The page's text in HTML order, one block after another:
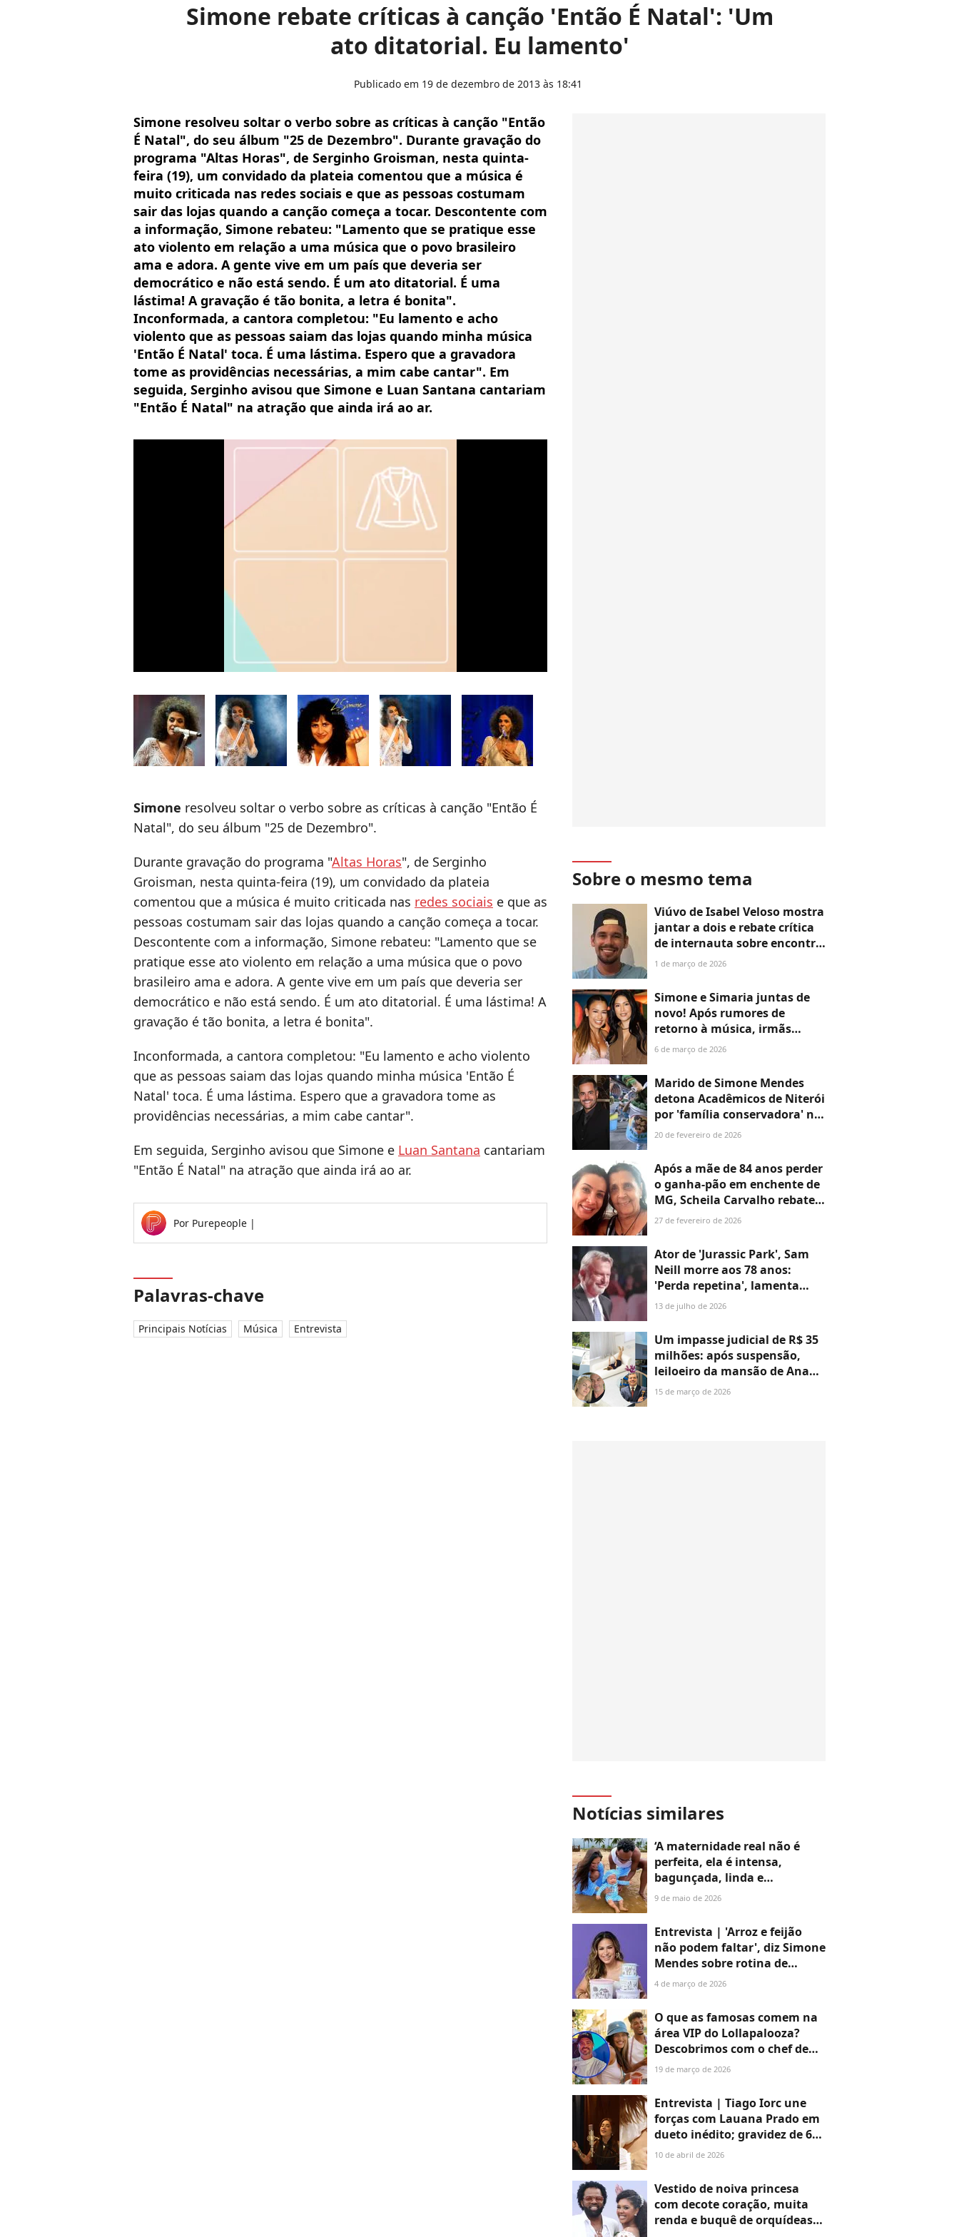
Simone rebate críticas à canção 'Então É Natal': 'Um
ato ditatorial. Eu lamento'
Publicado em 19 de dezembro de 2013 às 18:41
Simone resolveu soltar o verbo sobre as críticas à canção "Então
É Natal", do seu álbum "25 de Dezembro". Durante gravação do
programa "Altas Horas", de Serginho Groisman, nesta quinta-
feira (19), um convidado da plateia comentou que a música é
muito criticada nas redes sociais e que as pessoas costumam
sair das lojas quando a canção começa a tocar. Descontente com
a informação, Simone rebateu: "Lamento que se pratique esse
ato violento em relação a uma música que o povo brasileiro
ama e adora. A gente vive em um país que deveria ser
democrático e não está sendo. É um ato ditatorial. É uma
lástima! A gravação é tão bonita, a letra é bonita".
Inconformada, a cantora completou: "Eu lamento e acho
violento que as pessoas saiam das lojas quando minha música
'Então É Natal' toca. É uma lástima. Espero que a gravadora
tome as providências necessárias, a mim cabe cantar". Em
seguida, Serginho avisou que Simone e Luan Santana cantariam
"Então É Natal" na atração que ainda irá ao ar.
Simone resolveu soltar o verbo sobre as críticas à canção "Então É
Natal", do seu álbum "25 de Dezembro".
Durante gravação do programa "Altas Horas", de Serginho
Groisman, nesta quinta-feira (19), um convidado da plateia
comentou que a música é muito criticada nas redes sociais e que as
pessoas costumam sair das lojas quando a canção começa a tocar.
Descontente com a informação, Simone rebateu: "Lamento que se
pratique esse ato violento em relação a uma música que o povo
brasileiro ama e adora. A gente vive em um país que deveria ser
democrático e não está sendo. É um ato ditatorial. É uma lástima! A
gravação é tão bonita, a letra é bonita".
Inconformada, a cantora completou: "Eu lamento e acho violento
que as pessoas saiam das lojas quando minha música 'Então É
Natal' toca. É uma lástima. Espero que a gravadora tome as
providências necessárias, a mim cabe cantar".
Em seguida, Serginho avisou que Simone e Luan Santana cantariam
"Então É Natal" na atração que ainda irá ao ar.
Por Purepeople |
Palavras-chave
Principais Notícias Música Entrevista
Sobre o mesmo tema
Viúvo de Isabel Veloso mostra
jantar a dois e rebate crítica
de internauta sobre encontro
após morte da
nós'
1 de março de 2026
Simone e Simaria juntas de
novo! Após rumores de
retorno à música, irmãs
surgem com looks bem
Zaya, filha de Simone
6 de março de 2026
Marido de Simone Mendes
detona Acadêmicos de Niterói
por 'família conservadora' no
Carnaval e web aponta
sobre valores de destruição’
20 de fevereiro de 2026
Após a mãe de 84 anos perder
o ganha-pão em enchente de
MG, Scheila Carvalho rebate
críticas e explica por que a
anda doente’
27 de fevereiro de 2026
Ator de 'Jurassic Park', Sam
Neill morre aos 78 anos:
'Perda repetina', lamenta
família; entenda tratamento
no sangue
13 de julho de 2026
Um impasse judicial de R$ 35
milhões: após suspensão,
leiloeiro da mansão de Ana
Hickmann e Alexandre Correa
15 de março de 2026
Notícias similares
‘A maternidade real não é
perfeita, ela é intensa,
bagunçada, linda e
cansativa’: Carol Peixinho
e transformador’ do 1º Dia
das Mães com Bento, seu
filho com Thiaguinho
9 de maio de 2026
Entrevista | 'Arroz e feijão
não podem faltar', diz Simone
Mendes sobre rotina de
alimentação; fã de marmitas,
fecha parceria inédita com
Tupperware
4 de março de 2026
O que as famosas comem na
área VIP do Lollapalooza?
Descobrimos com o chef de
cozinha esses 6 detalhes do
menus, 7 estações e milhares
de pratos por noite
19 de março de 2026
Entrevista | Tiago Iorc une
forças com Lauana Prado em
dueto inédito; gravidez de 6
meses inspira interpretação
significado ainda mais
profundo’
10 de abril de 2026
Vestido de noiva princesa
com decote coração, muita
renda e buquê de orquídeas: